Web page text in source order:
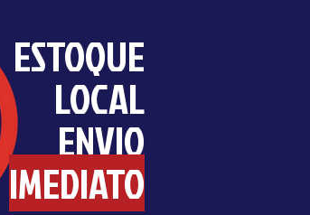
ESTOQUE
LOCAL
ENVIO
IMEDIATO